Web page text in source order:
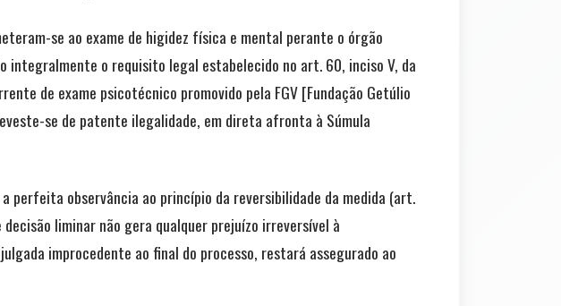
se ao exame de higidez física e mental perante o órgão
integralmente o requisito legal estabelecido no art. 60, inciso V, da
de exame psicotécnico promovido pela FGV [Fundação Getúlio
se de patente ilegalidade, em direta afronta à Súmula
perfeita observância ao princípio da reversibilidade da medida (art.
liminar não gera qualquer prejuízo irreversível à
improcedente ao final do processo, restará assegurado ao